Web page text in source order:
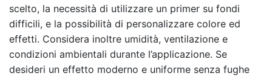
scelto, la necessità di utilizzare un primer su fondi
difficili, e la possibilità di personalizzare colore ed
effetti. Considera inoltre umidità, ventilazione e
condizioni ambientali durante l’applicazione. Se
desideri un effetto moderno e uniforme senza fughe